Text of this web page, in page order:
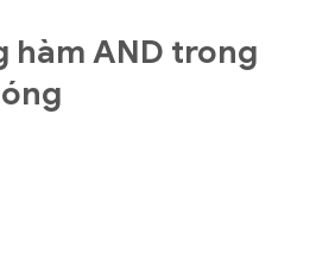
hàm AND trong